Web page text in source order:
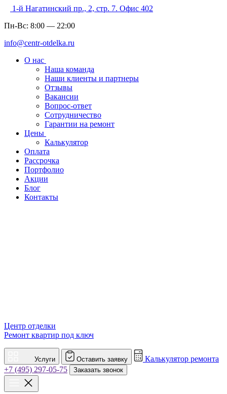
1-й Нагатинский пр., 2, стр. 7. Офис 402
Пн-Вс: 8:00 — 22:00
info@centr-otdelka.ru
О нас
Наша команда
Наши клиенты и партнеры
Отзывы
Вакансии
Вопрос-ответ
Сотрудничество
Гарантии на ремонт
Цены
Калькулятор
Оплата
Рассрочка
Портфолио
Акции
Блог
Контакты
Центр отделки
Ремонт квартир под ключ
Услуги Оставить заявку
Калькулятор ремонта
+7 (495) 297-05-75
Заказать звонок